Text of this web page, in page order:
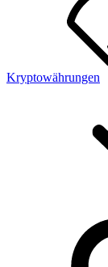
Kryptowährungen